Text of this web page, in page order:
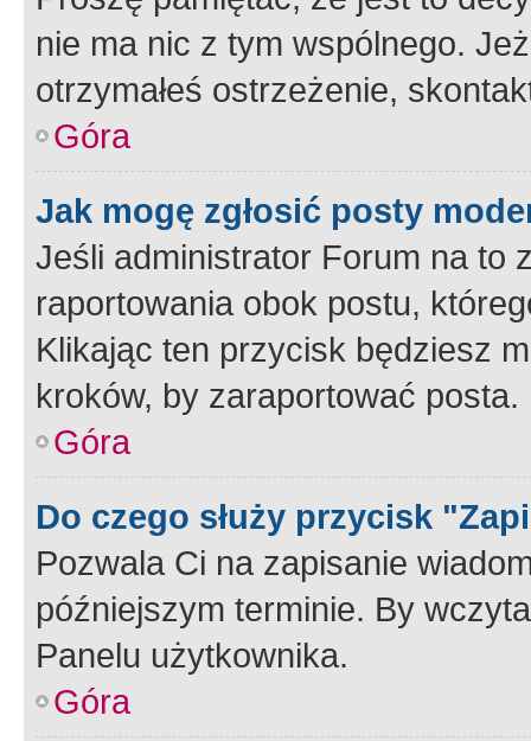
nie ma nic z tym wspólnego.
otrzymałeś ostrzeżenie,
Góra
Jak mogę zgłosić posty
Jeśli administrator Forum na to
raportowania obok postu,
Klikając ten przycisk będziesz
kroków, by zaraportować posta.
Góra
Do czego służy przycisk
Pozwala Ci na zapisanie
późniejszym terminie. By
Panelu użytkownika.
Góra